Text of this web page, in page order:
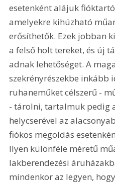
esetenként alájuk
amelyekre kihúzható
erősíthetők. Ezek jobban
a felső holt tereket, és új
adnak lehetőséget. A
szekrényrészekbe inkább
ruhaneműket célszerű -
- tárolni, tartalmuk pedig
helycserével az
fiókos megoldás
Ilyen különféle méretű
lakberendezési
mindenkor az legyen,